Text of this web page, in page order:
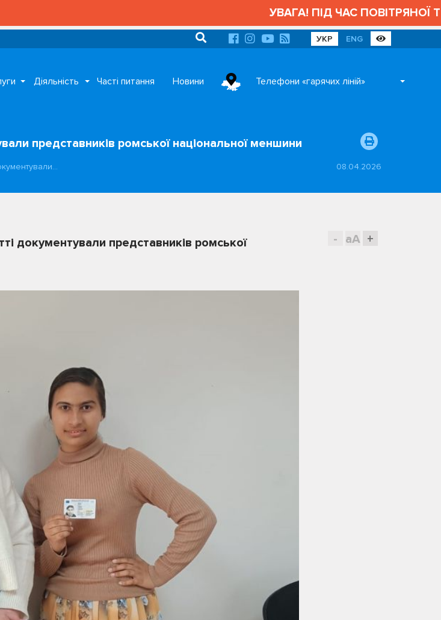
УВАГА! ПІД ЧАС ПОВІТРЯНОЇ
УКР ENG
Діяльність Часті питання Новини Телефони «гарячих ліній»
представників ромської національної меншини
08.04.2026
- aA +
документували представників ромської